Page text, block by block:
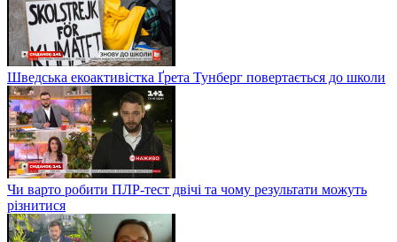
Шведська екоактивістка Ґрета Тунберг повертається до школи
Чи варто робити ПЛР-тест двічі та чому результати можуть
різнитися